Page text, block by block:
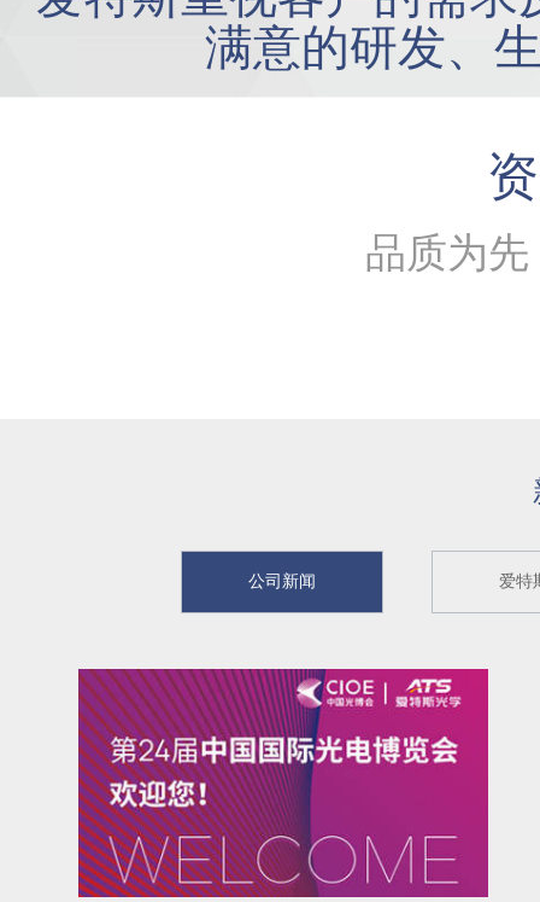
满意的研发、
品质为
公司新闻 爱特